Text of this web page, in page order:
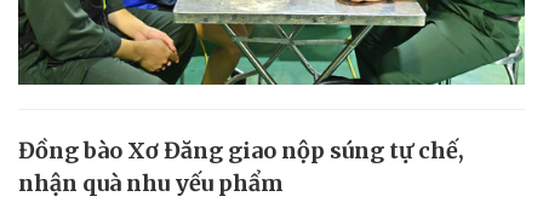
Đồng bào Xơ Đăng giao nộp súng tự chế,
nhận quà nhu yếu phẩm